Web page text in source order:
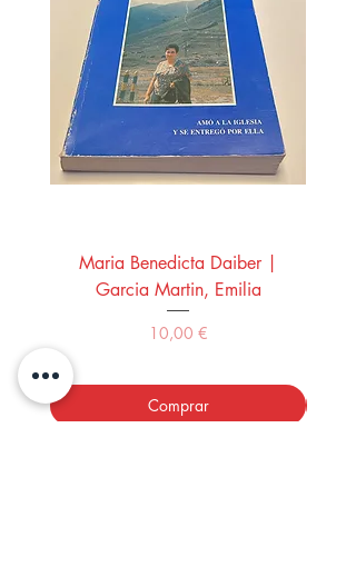
Maria Benedicta Daiber |
Garcia Martin, Emilia
Precio
10,00 €
Comprar